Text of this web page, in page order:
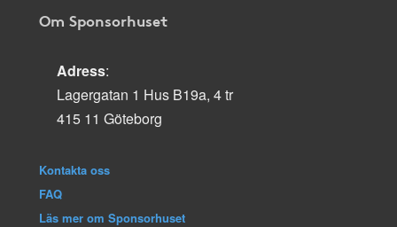
Om Sponsorhuset
Adress:
Lagergatan 1 Hus B19a, 4 tr
415 11 Göteborg
Kontakta oss
FAQ
Läs mer om Sponsorhuset